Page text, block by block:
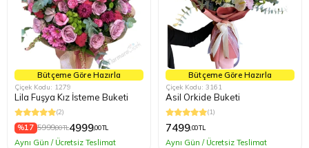
Bütçeme Göre Hazırla
Çiçek Kodu: 1279
Lila Fuşya Kız İsteme Buketi
(2)
%17 5999,00 TL4999,00 TL
Aynı Gün / Ücretsiz Teslimat
Bütçeme Göre Hazırla
Çiçek Kodu: 3161
Asil Orkide Buketi
(1)
7499,00 TL
Aynı Gün / Ücretsiz Teslimat